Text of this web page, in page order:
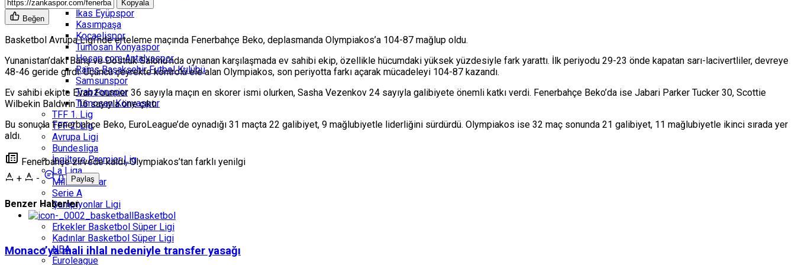
İkas Eyüpspor
Kasımpaşa
Kocaelispor
Tümosan Konyaspor
Hesap.com Antalyaspor
Rams Başakşehir Futbol Kulübü
Samsunspor
Trabzonspor
Tümosan Konyaspor
TFF 1. Lig
TFF 2. Lig
Avrupa Ligi
Bundesliga
İngiltere Premier Lig
La Liga
Milli Takımlar
Serie A
Şampiyonlar Ligi
Basketbol
Erkekler Basketbol Süper Ligi
Kadınlar Basketbol Süper Ligi
NBA
Euroleague
Kopyala
Beğen
Basketbol Avrupa Ligi’nde erteleme maçında Fenerbahçe Beko, deplasmanda Olympiakos’a 104-87 mağlup oldu.
Yunanistan’daki Barış ve Dostluk Salonu’nda oynanan karşılaşmada ev sahibi ekip, özellikle hücumdaki yüksek yüzdesiyle fark yarattı. İlk periyodu 29-23 önde kapatan sarı-lacivertliler, devreye
48-46 geride girdi. Üçüncü çeyrekte kontrolü ele alan Olympiakos, son periyotta farkı açarak mücadeleyi 104-87 kazandı.
Ev sahibi ekipte Evan Fournier 36 sayıyla maçın en skorer ismi olurken, Sasha Vezenkov 24 sayıyla galibiyete önemli katkı verdi. Fenerbahçe Beko’da ise Jabari Parker Tucker 30, Scottie
Wilbekin Baldwin16 sayıyla öne çıktı.
Bu sonuçla Fenerbahçe Beko, EuroLeague’de oynadığı 31 maçta 22 galibiyet, 9 mağlubiyetle liderliğini sürdürdü. Olympiakos ise 32 maç sonunda 21 galibiyet, 11 mağlubiyetle ikinci sırada yer
aldı.
Fenerbahçe zirvede kaldı, Olympiakos’tan farklı yenilgi
+
- 0 Paylaş
Benzer Haberler
Monaco’ya mali ihlal nedeniyle transfer yasağı